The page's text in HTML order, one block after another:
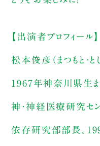
【出演者プロフィール】
松本俊彦（まつもと・と
1967年神奈川県生ま
神・神経医療研究セ
依存研究部部長。